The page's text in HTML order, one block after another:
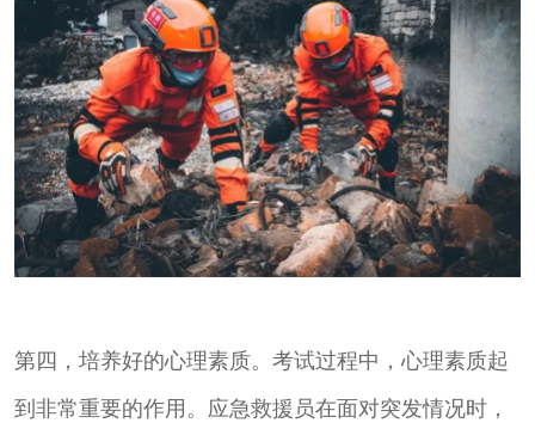
第四，培养好的心理素质。考试过程中，心理素质起
到非常重要的作用。应急救援员在面对突发情况时，